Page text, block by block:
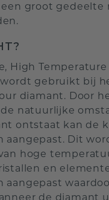
een groot gedeelte
High Temperature
gebruikt bij
diamant. Door
natuurlijke
ontstaat kan de
aangepast. Dit
hoge
en
aangepast
de diamant